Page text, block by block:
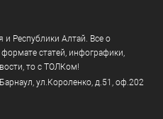
и Республики Алтай. Все о
статей, инфографики,
то с ТОЛКом!
Барнаул, ул.Короленко, д.51, оф.202